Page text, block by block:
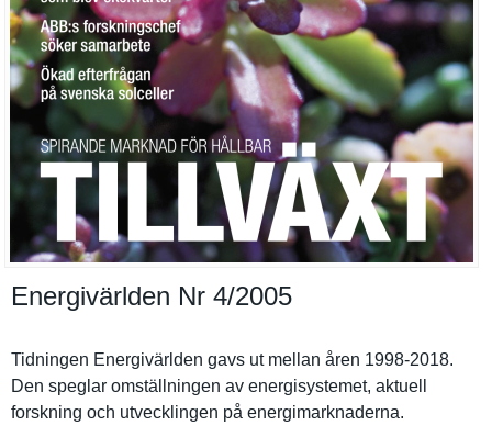
Energivärlden Nr 4/​2005
Tidningen Energivärl­den gavs ut mellan åren 1998-2018.
Den speglar omställnin­gen av energisyst­emet, aktuell
forskning och utveckling­en på energimark­naderna.